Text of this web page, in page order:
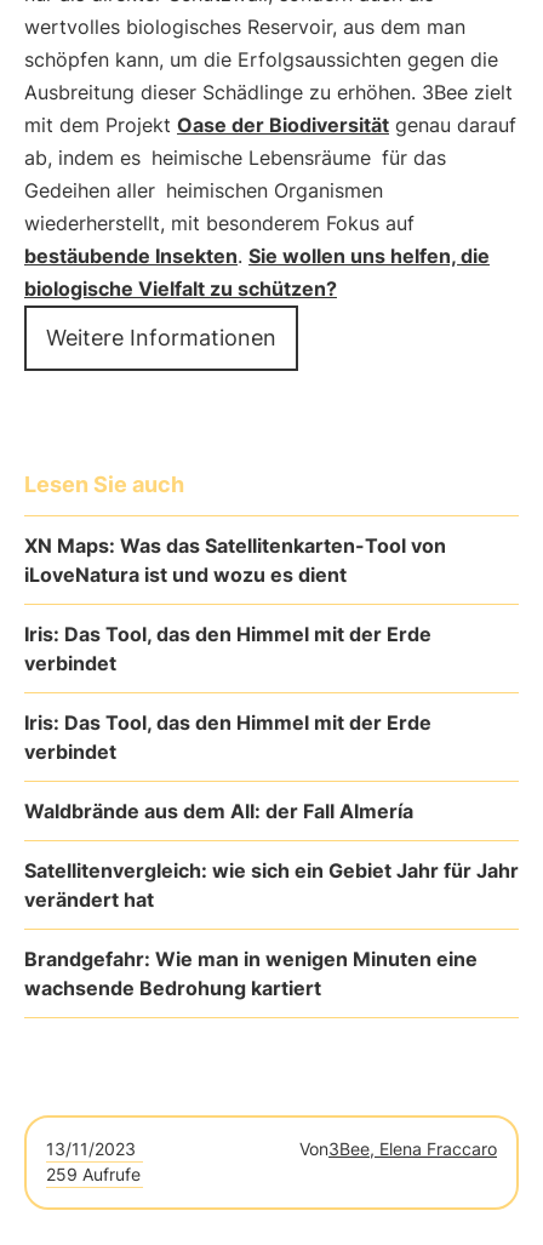
wertvolles biologisches Reservoir, aus dem man
schöpfen kann, um die Erfolgsaussichten gegen die
Ausbreitung dieser Schädlinge zu erhöhen. 3Bee zielt
mit dem Projekt Oase der Biodiversität genau darauf
ab, indem es heimische Lebensräume für das
Gedeihen aller heimischen Organismen
wiederherstellt, mit besonderem Fokus auf
bestäubende Insekten. Sie wollen uns helfen, die
biologische Vielfalt zu schützen?
Weitere Informationen
Lesen Sie auch
XN Maps: Was das Satellitenkarten-Tool von
iLoveNatura ist und wozu es dient
Iris: Das Tool, das den Himmel mit der Erde
verbindet
Iris: Das Tool, das den Himmel mit der Erde
verbindet
Waldbrände aus dem All: der Fall Almería
Satellitenvergleich: wie sich ein Gebiet Jahr für Jahr
verändert hat
Brandgefahr: Wie man in wenigen Minuten eine
wachsende Bedrohung kartiert
13/11/2023 Von3Bee, Elena Fraccaro
259 Aufrufe